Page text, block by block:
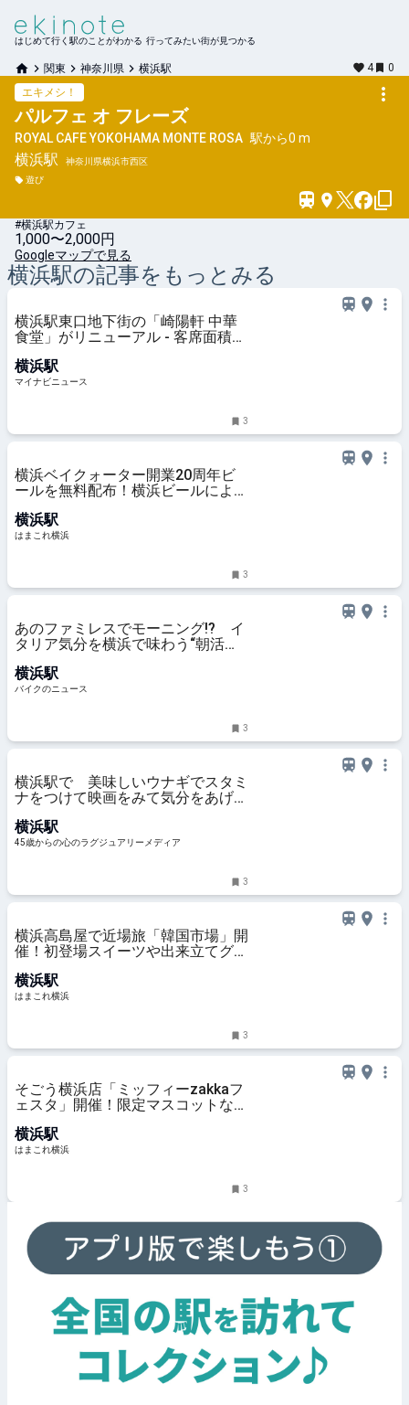
はじめて行く駅のことがわかる 行ってみたい街が見つかる
関東 神奈川県 横浜駅 4
0
エキメシ！
パルフェ オ フレーズ
ROYAL CAFE YOKOHAMA MONTE ROSA 駅から0 m
横浜駅
神奈川県横浜市西区
遊び
#横浜駅カフェ
1,000〜2,000円
Googleマップで見る
横浜駅の記事をもっとみる
横浜駅東口地下街の「崎陽軒 中華
食堂」がリニューアル - 客席面積を
定食」も
横浜駅
マイナビニュース
3
横浜ベイクォーター開業20周年ビ
ールを無料配布！横浜ビールによる
はまこれ横浜
横浜駅
はまこれ横浜
3
あのファミレスでモーニング!? イ
タリア気分を横浜で味わう“朝活ラ
横浜駅
バイクのニュース
3
横浜駅で 美味しいウナギでスタミ
ナをつけて映画をみて気分をあげ
横浜駅
45歳からの心のラグジュアリーメディア
3
横浜高島屋で近場旅「韓国市場」開
催！初登場スイーツや出来立てグル
はまこれ横浜
横浜駅
はまこれ横浜
3
そごう横浜店「ミッフィーzakkaフ
ェスタ」開催！限定マスコットなど
トも | はまこれ横浜
横浜駅
はまこれ横浜
3